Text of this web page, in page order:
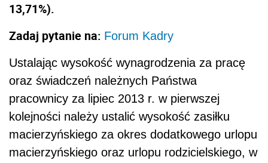
13,71%).
Zadaj pytanie na: Forum Kadry
Ustalając wysokość wynagrodzenia za pracę
oraz świadczeń należnych Państwa
pracownicy za lipiec 2013 r. w pierwszej
kolejności należy ustalić wysokość zasiłku
macierzyńskiego za okres dodatkowego urlopu
macierzyńskiego oraz urlopu rodzicielskiego, w